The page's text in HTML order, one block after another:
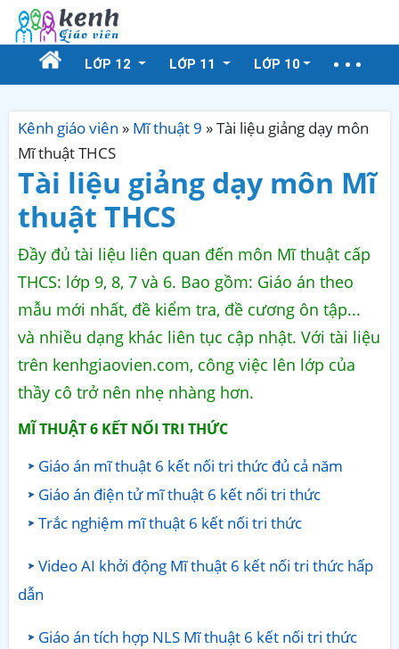
LỚP 12 LỚP 11 LỚP 10
Kênh giáo viên » Mĩ thuật 9 »Tài liệu giảng dạy môn
Mĩ thuật THCS
Tài liệu giảng dạy môn Mĩ
thuật THCS
Đầy đủ tài liệu liên quan đến môn Mĩ thuật cấp
THCS: lớp 9, 8, 7 và 6. Bao gồm: Giáo án theo
mẫu mới nhất, đề kiểm tra, đề cương ôn tập...
và nhiều dạng khác liên tục cập nhật. Với tài liệu
trên kenhgiaovien.com, công việc lên lớp của
thầy cô trở nên nhẹ nhàng hơn.
MĨ THUẬT 6 KẾT NỐI TRI THỨC
Giáo án mĩ thuật 6 kết nối tri thức đủ cả năm
Giáo án điện tử mĩ thuật 6 kết nối tri thức
Trắc nghiệm mĩ thuật 6 kết nối tri thức
Video AI khởi động Mĩ thuật 6 kết nối tri thức hấp
dẫn
Giáo án tích hợp NLS Mĩ thuật 6 kết nối tri thức